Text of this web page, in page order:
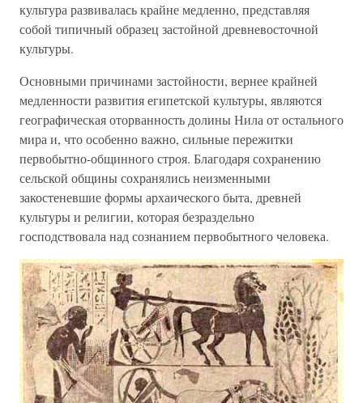
культура развивалась крайне медленно, представляя
собой типичный образец застойной древневосточной
культуры.
Основными причинами застойности, вернее крайней
медленности развития египетской культуры, являются
географическая оторванность долины Нила от остального
мира и, что особенно важно, сильные пережитки
первобытно-общинного строя. Благодаря сохранению
сельской общины сохранялись неизменными
закостеневшие формы архаического быта, древней
культуры и религии, которая безраздельно
господствовала над сознанием первобытного человека.